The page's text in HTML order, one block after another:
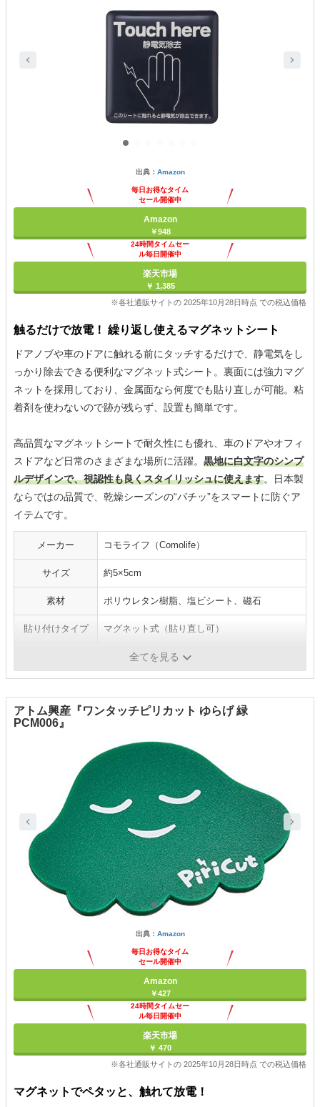
出典： Amazon
毎日お得なタイム
セール開催中
Amazon
￥948
24時間タイムセー
ル毎日開催中
楽天市場
￥ 1,385
※各社通販サイトの 2025年10月28日時点 での税込価格
触るだけで放電！ 繰り返し使えるマグネットシート
ドアノブや車のドアに触れる前にタッチするだけで、静電気をし
っかり除去できる便利なマグネット式シート。裏面には強力マグ
ネットを採用しており、金属面なら何度でも貼り直しが可能。粘
着剤を使わないので跡が残らず、設置も簡単です。
高品質なマグネットシートで耐久性にも優れ、車のドアやオフィ
スドアなど日常のさまざまな場所に活躍。 黒地に白文字のシンプ
ルデザインで、視認性も良くスタイリッシュに使えます。日本製
ならではの品質で、乾燥シーズンの“パチッ”をスマートに防ぐア
イテムです。
メーカー コモライフ（Comolife）
サイズ 約5×5cm
素材 ポリウレタン樹脂、塩ビシート、磁石
貼り付けタイプ マグネット式（貼り直し可）
車のドア・玄関ドア・オフィスドア・冷蔵庫扉
全てを見る
アトム興産『ワンタッチピリカット ゆらげ 緑
PCM006』
出典： Amazon
毎日お得なタイム
セール開催中
Amazon
￥427
24時間タイムセー
ル毎日開催中
楽天市場
￥ 470
※各社通販サイトの 2025年10月28日時点 での税込価格
マグネットでペタッと、触れて放電！